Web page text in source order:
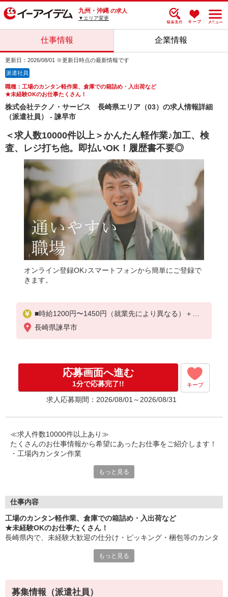
九州・沖縄 の求人
▼エリア変更
仕事情報 企業情報
更新日：2026/08/01 ※更新日時点の最新情報です
派遣社員
職種：工場のカンタン軽作業、倉庫での箱詰め・入出荷など
★未経験OKのお仕事たくさん！
株式会社テクノ・サービス 長崎県エリア（03）の求人情報詳細
（派遣社員） - 諫早市
＜求人数10000件以上＞かんたん軽作業♪加工、検
査、レジ打ち他。即払いOK！履歴書不要◎
オンライン登録OK♪スマートフォンから簡単にご登録で
きます。
■時給1200円〜1450円（就業先により異なる）＋交
通費
長崎県諫早市
応募画面へ進む
1分で応募完了!! キープ
求人応募期間：2026/08/01～2026/08/31
≪求人件数10000件以上あり≫
たくさんのお仕事情報から希望にあったお仕事をご紹介します！
・工場内カンタン作業
≪性別問わずご活躍中！≫
車通勤・バイク通勤OKも多数あり！「交通費支給OK！」
自宅から通いやすいお仕事お探しの方もぜひご登録下さい☆
勤務実績に応じて給与の一部を給料日前にお支払いOK
※原則月払いでの給与支払です。
もっと見る
仕事内容
工場のカンタン軽作業、倉庫での箱詰め・入出荷など
★未経験OKのお仕事たくさん！
長崎県内で、未経験大歓迎の仕分け・ピッキング・梱包等のカンタ
もっと見る
募集情報（派遣社員）